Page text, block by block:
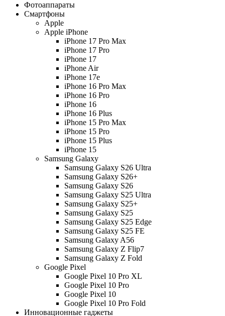
Фотоаппараты
Смартфоны
Apple
Apple iPhone
iPhone 17 Pro Max
iPhone 17 Pro
iPhone 17
iPhone Air
iPhone 17e
iPhone 16 Pro Max
iPhone 16 Pro
iPhone 16
iPhone 16 Plus
iPhone 15 Pro Max
iPhone 15 Pro
iPhone 15 Plus
iPhone 15
Samsung Galaxy
Samsung Galaxy S26 Ultra
Samsung Galaxy S26+
Samsung Galaxy S26
Samsung Galaxy S25 Ultra
Samsung Galaxy S25+
Samsung Galaxy S25
Samsung Galaxy S25 Edge
Samsung Galaxy S25 FE
Samsung Galaxy A56
Samsung Galaxy Z Flip7
Samsung Galaxy Z Fold
Google Pixel
Google Pixel 10 Pro XL
Google Pixel 10 Pro
Google Pixel 10
Google Pixel 10 Pro Fold
Инновационные гаджеты